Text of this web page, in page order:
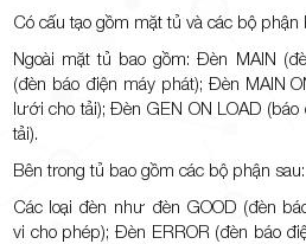
Có cấu tạo gồm mặt tủ và các bộ phận
Ngoài mặt tủ bao gồm: Đèn MAIN
(đèn báo điện máy phát); Đèn MAIN
lưới cho tải); Đèn GEN ON LOAD
tải).
Bên trong tủ bao gồm các bộ phận sau:
Các loại đèn như đèn GOOD (đèn
vi cho phép); Đèn ERROR (đèn báo